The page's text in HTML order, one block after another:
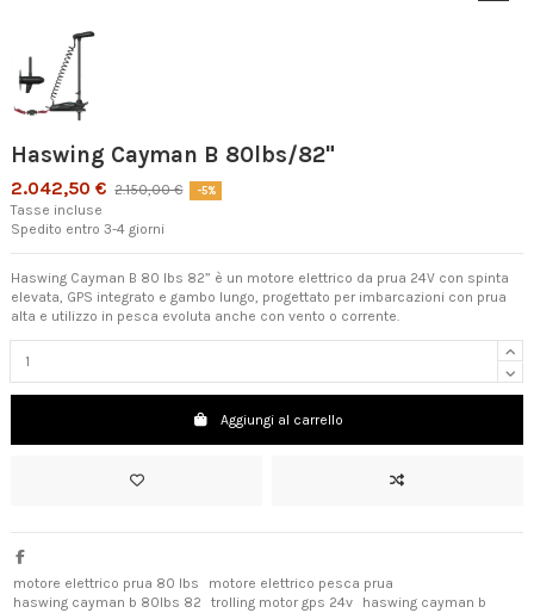
Haswing Cayman B 80lbs/82"
2.042,50 € 2.150,00 € -5%
Tasse incluse
Spedito entro 3-4 giorni
Haswing Cayman B 80 lbs 82” è un motore elettrico da prua 24V con spinta
elevata, GPS integrato e gambo lungo, progettato per imbarcazioni con prua
alta e utilizzo in pesca evoluta anche con vento o corrente.
Aggiungi al carrello
motore elettrico prua 80 lbs
motore elettrico pesca prua
haswing cayman b 80lbs 82
trolling motor gps 24v haswing cayman b